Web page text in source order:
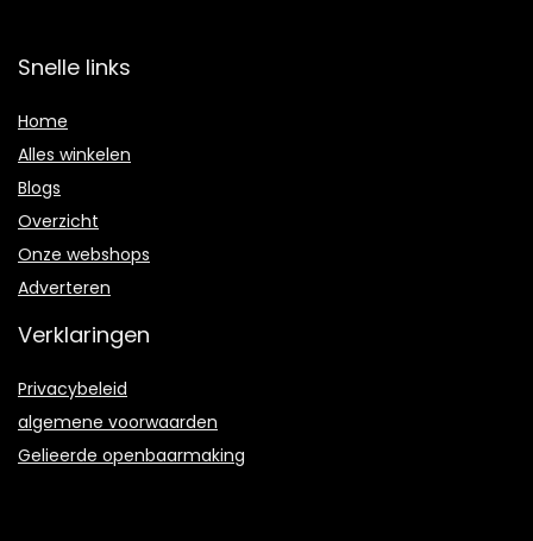
Snelle links
Home
Alles winkelen
Blogs
Overzicht
Onze webshops
Adverteren
Verklaringen
Privacybeleid
algemene voorwaarden
Gelieerde openbaarmaking